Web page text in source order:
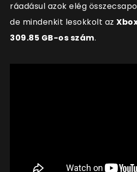
ráadásul azok elég
de mindenkit lesokkolt az
309.85 GB-os szám.